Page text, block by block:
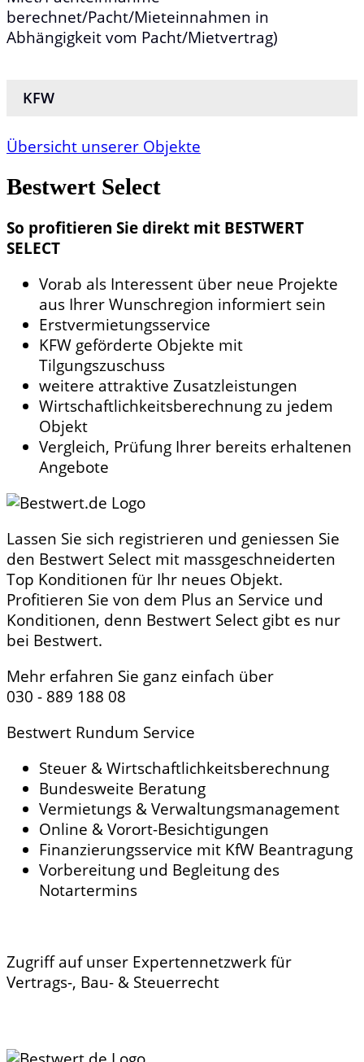
berechnet/Pacht/Mieteinnahmen in
Abhängigkeit vom Pacht/Mietvertrag)
KFW
Übersicht unserer Objekte
Bestwert Select
So profitieren Sie direkt mit BESTWERT
SELECT
Vorab als Interessent über neue Projekte
aus Ihrer Wunschregion informiert sein
Erstvermietungsservice
KFW geförderte Objekte mit
Tilgungszuschuss
weitere attraktive Zusatzleistungen
Wirtschaftlichkeitsberechnung zu jedem
Objekt
Vergleich, Prüfung Ihrer bereits erhaltenen
Angebote
Lassen Sie sich registrieren und geniessen Sie
den Bestwert Select mit massgeschneiderten
Top Konditionen für Ihr neues Objekt.
Profitieren Sie von dem Plus an Service und
Konditionen, denn Bestwert Select gibt es nur
bei Bestwert.
Mehr erfahren Sie ganz einfach über
030 - 889 188 08
Bestwert Rundum Service
Steuer & Wirtschaftlichkeitsberechnung
Bundesweite Beratung
Vermietungs & Verwaltungsmanagement
Online & Vorort-Besichtigungen
Finanzierungsservice mit KfW Beantragung
Vorbereitung und Begleitung des
Notartermins
Zugriff auf unser Expertennetzwerk für
Vertrags-, Bau- & Steuerrecht